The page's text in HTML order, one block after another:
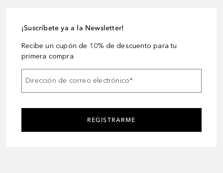
¡Suscríbete ya a la Newsletter!
Recibe un cupón de 10% de descuento para tu
primera compra
Dirección de correo electrónico*
REGISTRARME